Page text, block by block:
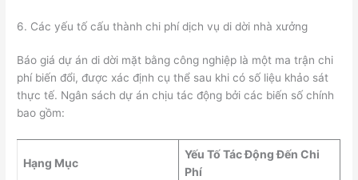
6. Các yếu tố cấu thành chi phí dịch vụ di dời nhà xưởng
Báo giá dự án di dời mặt bằng công nghiệp là một ma trận chi
phí biến đổi, được xác định cụ thể sau khi có số liệu khảo sát
thực tế. Ngân sách dự án chịu tác động bởi các biến số chính
bao gồm:
Hạng Mục
Yếu Tố Tác Động Đến Chi
Phí